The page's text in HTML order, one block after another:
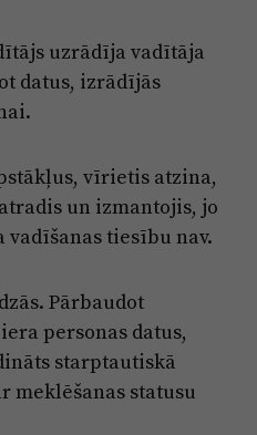
Reklāma
Ētikas kodekss
Lietošanas noteikumi
Sludinājumi
uzrādīja vadītāja
datus, izrādījās
vīrietis atzina,
un izmantojis, jo
tiesību nav.
Pārbaudot
personas datus,
starptautiskā
meklēšanas statusu